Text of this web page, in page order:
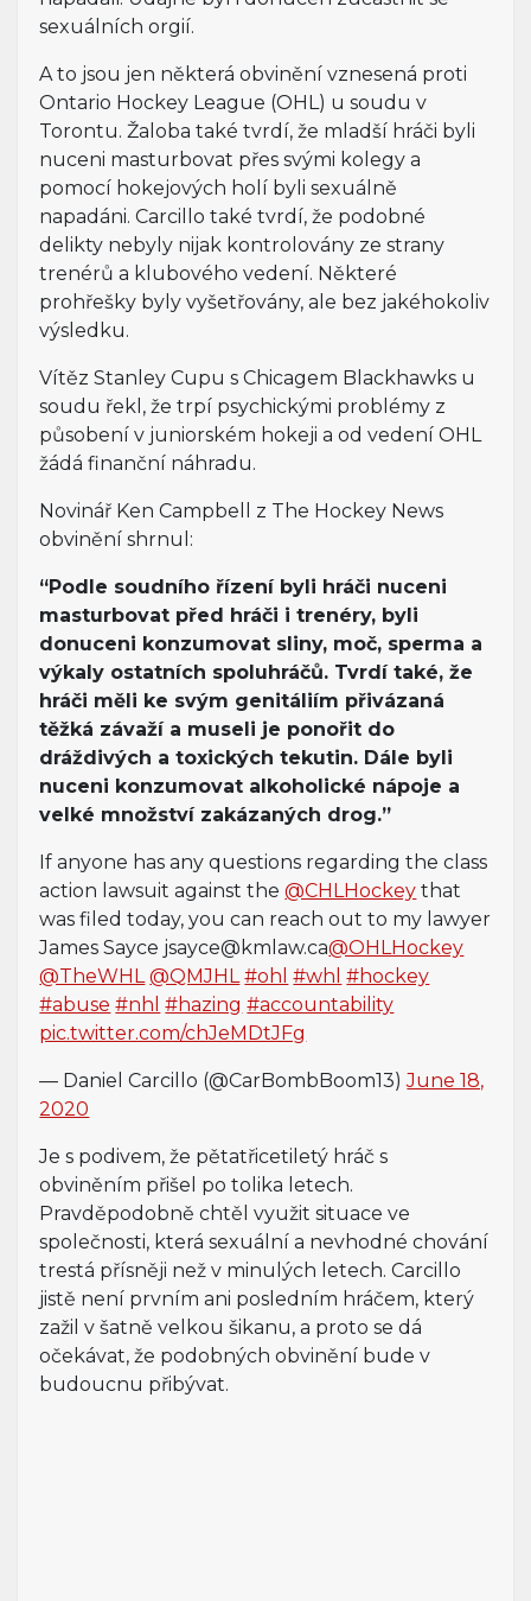
sexuálních orgií.
A to jsou jen některá obvinění vznesená proti
Ontario Hockey League (OHL) u soudu v
Torontu. Žaloba také tvrdí, že mladší hráči byli
nuceni masturbovat přes svými kolegy a
pomocí hokejových holí byli sexuálně
napadáni. Carcillo také tvrdí, že podobné
delikty nebyly nijak kontrolovány ze strany
trenérů a klubového vedení. Některé
prohřešky byly vyšetřovány, ale bez jakéhokoliv
výsledku.
Vítěz Stanley Cupu s Chicagem Blackhawks u
soudu řekl, že trpí psychickými problémy z
působení v juniorském hokeji a od vedení OHL
žádá finanční náhradu.
Novinář Ken Campbell z The Hockey News
obvinění shrnul:
“Podle soudního řízení byli hráči nuceni
masturbovat před hráči i trenéry, byli
donuceni konzumovat sliny, moč, sperma a
výkaly ostatních spoluhráčů. Tvrdí také, že
hráči měli ke svým genitáliím přivázaná
těžká závaží a museli je ponořit do
dráždivých a toxických tekutin. Dále byli
nuceni konzumovat alkoholické nápoje a
velké množství zakázaných drog.”
If anyone has any questions regarding the class
action lawsuit against the@CHLHockey that
was filed today, you can reach out to my lawyer
James Sayce jsayce@kmlaw.ca@OHLHockey
@TheWHL @QMJHL #ohl #whl #hockey
#abuse #nhl #hazing #accountability
pic.twitter.com/chJeMDtJFg
— Daniel Carcillo (@CarBombBoom13)June 18,
2020
Je s podivem, že pětatřicetiletý hráč s
obviněním přišel po tolika letech.
Pravděpodobně chtěl využit situace ve
společnosti, která sexuální a nevhodné chování
trestá přísněji než v minulých letech. Carcillo
jistě není prvním ani posledním hráčem, který
zažil v šatně velkou šikanu, a proto se dá
očekávat, že podobných obvinění bude v
budoucnu přibývat.